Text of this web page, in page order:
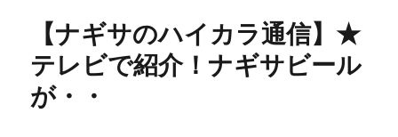
【ナギサのハイカラ通信】★
テレビで紹介！ナギサビール
が・・